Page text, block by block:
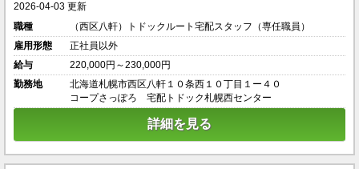
2026-04-03 更新
職種
（西区八軒）トドックルート宅配スタッフ（専任職員）
雇用形態
正社員以外
給与
220,000円～230,000円
勤務地
北海道札幌市西区八軒１０条西１０丁目１ー４０
コープさっぽろ 宅配トドック札幌西センター
詳細を見る